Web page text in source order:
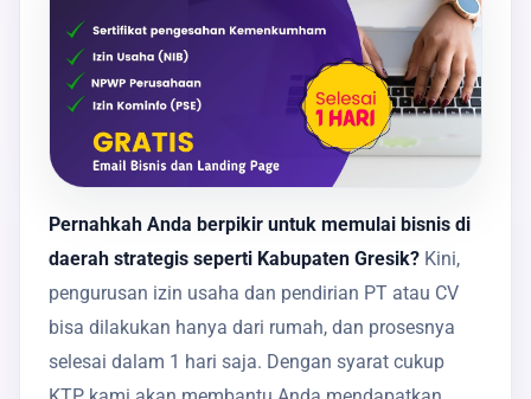
Pernahkah Anda berpikir untuk memulai bisnis di
daerah strategis seperti Kabupaten Gresik? Kini,
pengurusan izin usaha dan pendirian PT atau CV
bisa dilakukan hanya dari rumah, dan prosesnya
selesai dalam 1 hari saja. Dengan syarat cukup